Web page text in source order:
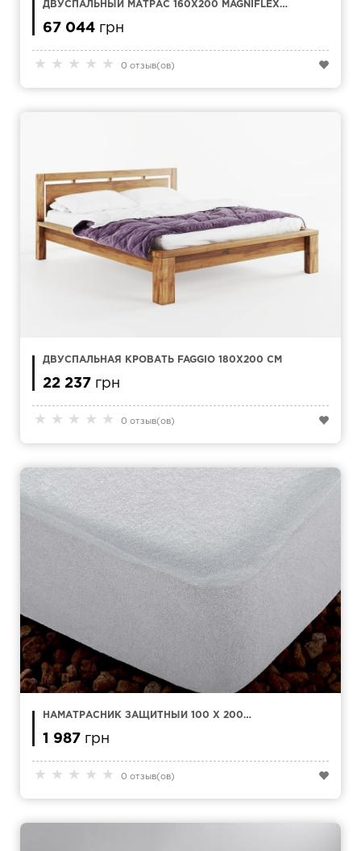
★ ★ ★ ★ ★ 0 отзыв(ов)
ДВУСПАЛЬНЫЙ МАТРАС 160Х200 MAGNIFLEX
67 044 грн
★ ★ ★ ★ ★ 0 отзыв(ов)
ДВУСПАЛЬНАЯ КРОВАТЬ FAGGIO 180Х200 СМ
22 237 грн
★ ★ ★ ★ ★ 0 отзыв(ов)
НАМАТРАСНИК ЗАЩИТНЫЙ 100 X 200
1 987 грн